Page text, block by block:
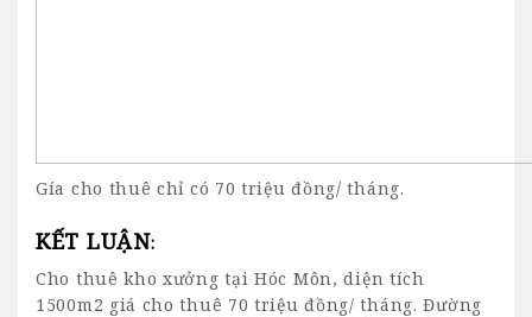
Gía cho thuê chỉ có 70 triệu đồng/ tháng.
KẾT LUẬN:
Cho thuê kho xưởng tại Hóc Môn, diện tích
1500m2 giá cho thuê 70 triệu đồng/ tháng. Đường